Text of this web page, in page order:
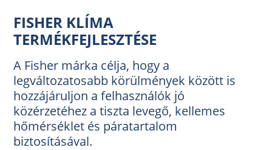
FISHER KLÍMA
TERMÉKFEJLESZTÉSE
A Fisher márka célja, hogy a
legváltozatosabb körülmények között is
hozzájáruljon a felhasználók jó
közérzetéhez a tiszta levegő, kellemes
hőmérséklet és páratartalom
biztosításával.